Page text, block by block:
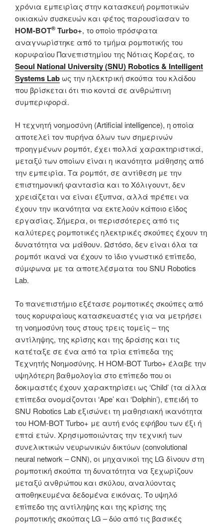
χρόνια εμπειρίας στην κατασκευή ρομποτικών
οικιακών συσκευών και φέτος παρουσίασαν το
HOM-BOT® Turbo+, το οποίο πρόσφατα
αναγνωρίστηκε από το τμήμα ρομποτικής του
κορυφαίου Πανεπιστημίου της Νότιας Κορέας, το
Seoul National University (SNU) Robotics & Intelligent
Systems Lab ως την ηλεκτρική σκούπα του κλάδου
που βρίσκεται ότι πιο κοντά σε ανθρώπινη
συμπεριφορά.
Η τεχνητή νοημοσύνη (Artificial intelligence), η οποία
αποτελεί τον πυρήνα όλων των σημερινών
προηγμένων ρομπότ, έχει πολλά χαρακτηριστικά,
μεταξύ των οποίων είναι η ικανότητα μάθησης από
την εμπειρία. Τα ρομπότ, σε αντίθεση με την
επιστημονική φαντασία και το Χόλιγουντ, δεν
χρειάζεται να είναι έξυπνα, αλλά πρέπει να
έχουν την ικανότητα να εκτελούν κάποιο είδος
εργασίας. Σήμερα, οι περισσότερες από τις
καλύτερες ρομποτικές ηλεκτρικές σκούπες έχουν τη
δυνατότητα να μάθουν. Ωστόσο, δεν είναι όλα τα
ρομπότ ικανά να έχουν το ίδιο γνωστικό επίπεδο,
σύμφωνα με τα αποτελέσματα του SNU Robotics
Lab.
Το πανεπιστήμιο εξέτασε ρομποτικές σκούπες από
τους κορυφαίους κατασκευαστές για να μετρήσει
τη νοημοσύνη τους στους τρεις τομείς – της
αντίληψης, της κρίσης και της δράσης και τις
κατέταξε σε ένα από τα τρία επίπεδα της
Τεχνητής Νοημοσύνης. Η HOM-BOT Turbo+ έλαβε την
υψηλότερη βαθμολογία στο επίπεδο που οι
δοκιμαστές έχουν χαρακτηρίσει ως ‘Child’ (τα άλλα
επίπεδα ονομάζονται ‘Ape’ και ‘Dolphin’), επειδή το
SNU Robotics Lab εξισώνει τη μαθησιακή ικανότητα
του HOM-BOT Turbo+ με αυτή ενός εφήβου των έξι ή
επτά ετών. Χρησιμοποιώντας την τεχνική των
συνελικτικών νευρωνικών δικτύων (convolutional
neural network – CNN), οι μηχανικοί της LG δίνουν στη
ρομποτική σκούπα τη δυνατότητα να ξεχωρίζουν
μεταξύ ανθρώπου και σκύλου, αναλύοντας
αποθηκευμένα δεδομένα εικόνας. Το υψηλό
επίπεδο της αντίληψης και της κρίσης της
ρομποτικής σκούπας LG – δύο από τις βασικές